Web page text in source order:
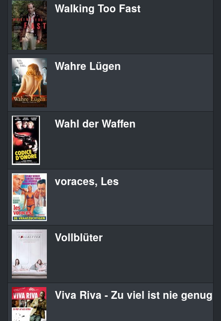
Walking Too Fast
Wahre Lügen
Wahl der Waffen
voraces, Les
Vollblüter
Viva Riva - Zu viel ist nie genug